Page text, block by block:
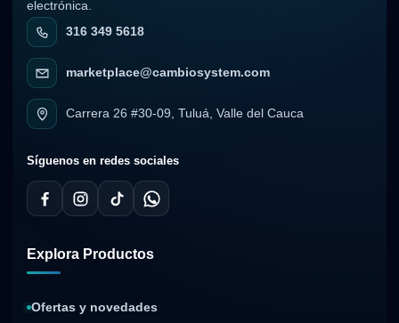
electrónica.
316 349 5618
marketplace@cambiosystem.com
Carrera 26 #30-09, Tuluá, Valle del Cauca
Síguenos en redes sociales
Explora Productos
Ofertas y novedades